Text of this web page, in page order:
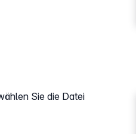
Sie die Datei